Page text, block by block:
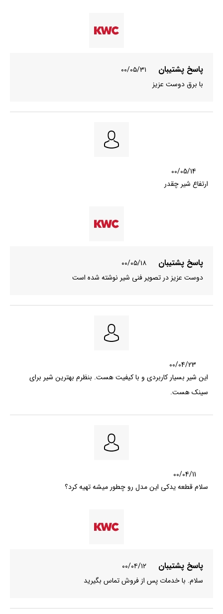
پاسخ پشتیبان
۰۰/۰۵/۳۱
با برق دوست عزیز
00/05/14
ارتفاع شیر چقدر
پاسخ پشتیبان
۰۰/۰۵/۱۸
دوست عزیز در تصویر فنی شیر نوشته شده است
00/04/23
این شیر بسیار کاربردی و با کیفیت هست. بنظرم بهترین شیر برای
سینک هست.
00/04/11
سلام قطعه یدکی این مدل رو چطور میشه تهیه کرد؟
پاسخ پشتیبان
۰۰/۰۴/۱۲
سلام. با خدمات پس از فروش تماس بگیرید